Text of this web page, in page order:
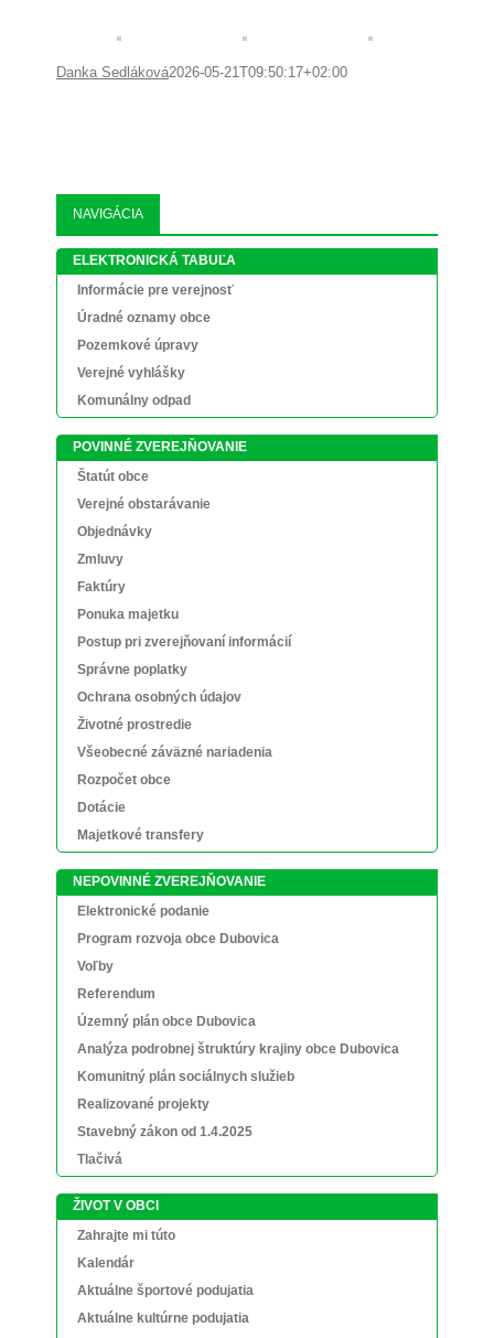
Danka Sedláková2026-05-21T09:50:17+02:00
NAVIGÁCIA
ELEKTRONICKÁ TABUĽA
Informácie pre verejnosť
Úradné oznamy obce
Pozemkové úpravy
Verejné vyhlášky
Komunálny odpad
POVINNÉ ZVEREJŇOVANIE
Štatút obce
Verejné obstarávanie
Objednávky
Zmluvy
Faktúry
Ponuka majetku
Postup pri zverejňovaní informácií
Správne poplatky
Ochrana osobných údajov
Životné prostredie
Všeobecné záväzné nariadenia
Rozpočet obce
Dotácie
Majetkové transfery
NEPOVINNÉ ZVEREJŇOVANIE
Elektronické podanie
Program rozvoja obce Dubovica
Voľby
Referendum
Územný plán obce Dubovica
Analýza podrobnej štruktúry krajiny obce Dubovica
Komunitný plán sociálnych služieb
Realizované projekty
Stavebný zákon od 1.4.2025
Tlačivá
ŽIVOT V OBCI
Zahrajte mi túto
Kalendár
Aktuálne športové podujatia
Aktuálne kultúrne podujatia